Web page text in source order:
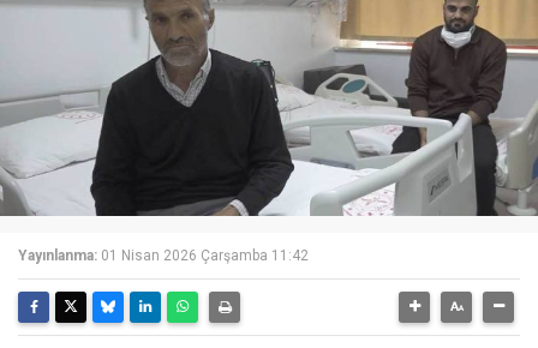
Yayınlanma: 01 Nisan 2026 Çarşamba 11:42